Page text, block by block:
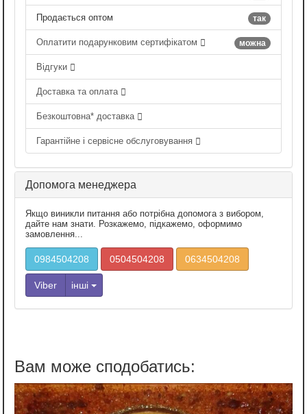
так
Продається оптом
можна
Оплатити подарунковим сертифікатом
Відгуки
Доставка та оплата
Безкоштовна* доставка
Гарантійне і сервісне обслуговування
Допомога менеджера
Якщо виникли питання або потрібна допомога з вибором,
дайте нам знати. Розкажемо, підкажемо, оформимо
замовлення...
0984504208 0504504208 0634504208
Viber інші